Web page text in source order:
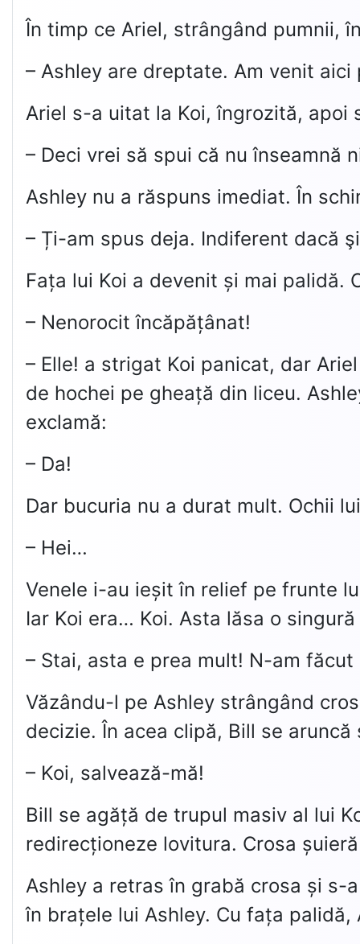
În timp ce Ariel, strângând pumnii,
– Ashley are dreptate. Am venit
Ariel s-a uitat la Koi, îngrozită, apoi
– Deci vrei să spui că nu
Ashley nu a răspuns imediat. În
– Ți-am spus deja. Indiferent dacă
Fața lui Koi a devenit și mai palidă.
– Nenorocit încăpățânat!
– Elle! a strigat Koi panicat, dar
de hochei pe gheață din liceu.
exclamă:
– Da!
Dar bucuria nu a durat mult. Ochii
– Hei…
Venele i-au ieșit în relief pe frunte
Iar Koi era… Koi. Asta lăsa o
– Stai, asta e prea mult! N-am făcut
Văzându-l pe Ashley strângând
decizie. În acea clipă, Bill se
– Koi, salvează-mă!
Bill se agăță de trupul masiv al lui
redirecționeze lovitura. Crosa
Ashley a retras în grabă crosa și s-
în brațele lui Ashley. Cu fața